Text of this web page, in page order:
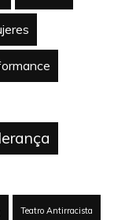
Teatro Antirracista